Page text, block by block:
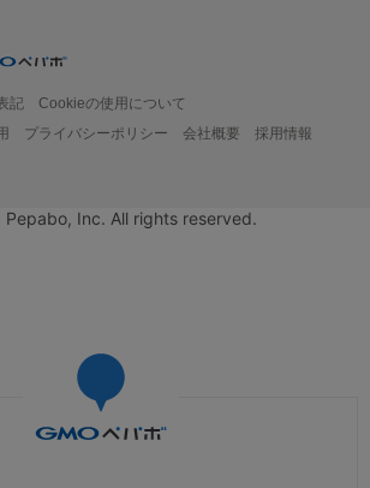
記
Cookieの使用について
プライバシーポリシー 会社概要
採用情報
Pepabo, Inc. All rights reserved.